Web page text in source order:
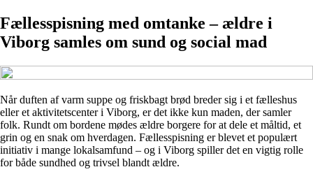
Fællesspisning med omtanke – ældre i
Viborg samles om sund og social mad
Når duften af varm suppe og friskbagt brød breder sig i et fælleshus
eller et aktivitetscenter i Viborg, er det ikke kun maden, der samler
folk. Rundt om bordene mødes ældre borgere for at dele et måltid, et
grin og en snak om hverdagen. Fællesspisning er blevet et populært
initiativ i mange lokalsamfund – og i Viborg spiller det en vigtig rolle
for både sundhed og trivsel blandt ældre.